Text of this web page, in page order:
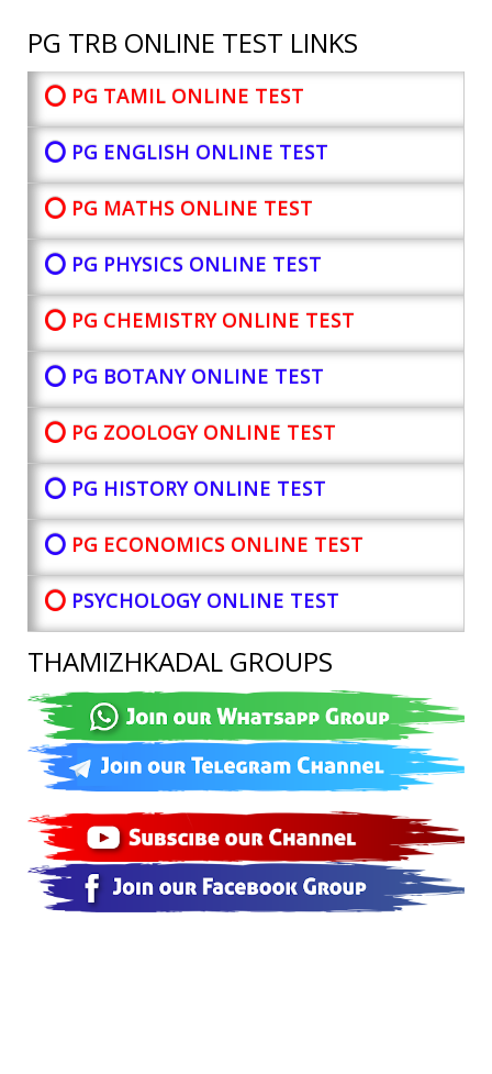
PG TRB ONLINE TEST LINKS
⭕ PG TAMIL ONLINE TEST
⭕ PG ENGLISH ONLINE TEST
⭕ PG MATHS ONLINE TEST
⭕ PG PHYSICS ONLINE TEST
⭕ PG CHEMISTRY ONLINE TEST
⭕ PG BOTANYONLINE TEST
⭕ PG ZOOLOGY ONLINE TEST
⭕ PG HISTORY ONLINE TEST
⭕ PG ECONOMICS ONLINE TEST
⭕ PSYCHOLOGY ONLINE TEST
THAMIZHKADAL GROUPS